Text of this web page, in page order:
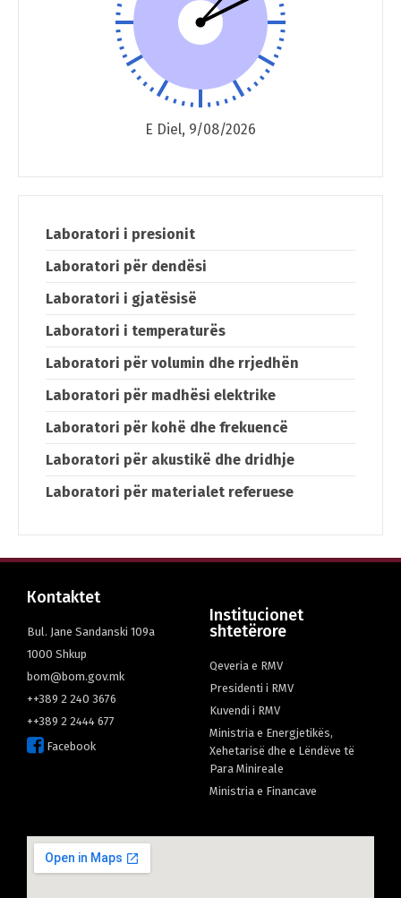
E Diel, 9/08/2026
Laboratori i presionit
Laboratori për dendësi
Laboratori i gjatësisë
Laboratori i temperaturës
Laboratori për volumin dhe rrjedhën
Laboratori për madhësi elektrike
Laboratori për kohë dhe frekuencë
Laboratori për akustikë dhe dridhje
Laboratori për materialet referuese
Кontaktet
Bul. Jane Sandanski 109а
1000 Shkup
bom@bom.gov.mk
++389 2 240 3676
++389 2 2444 677
Facebook
Institucionet
shtetërore
Qeveria e RMV
Presidenti i RMV
Kuvendi i RMV
Ministria e Energjetikës,
Xehetarisë dhe e Lëndëve të
Para Minireale
Мinistria e Financave
македонски Albanian
English